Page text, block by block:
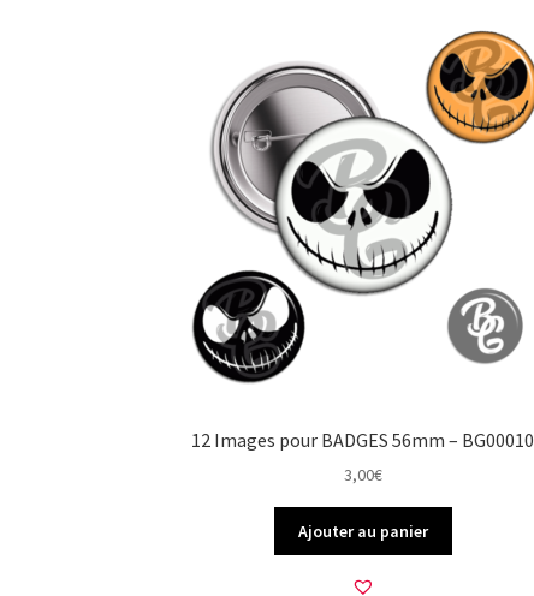
12 Images pour BADGES 56mm – BG00010
3,00€
Ajouter au panier